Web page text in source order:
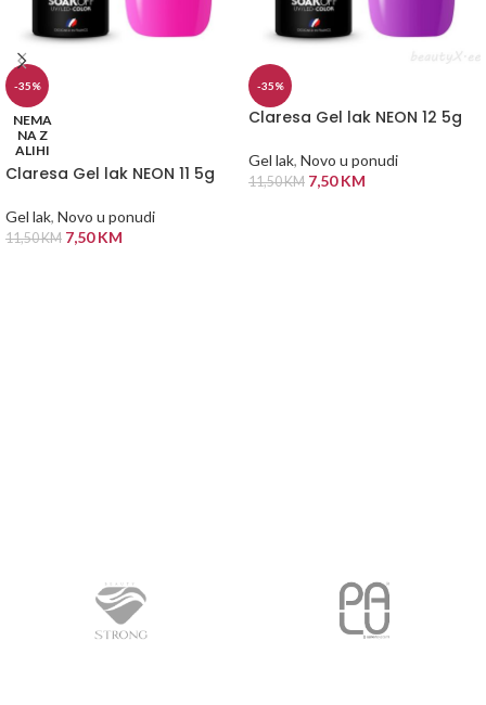
-35%
NEMA
NA Z
ALIHI
Claresa Gel lak NEON 11 5g
Gel lak, Novo u ponudi
11,50KM 7,50KM
-35%
Claresa Gel lak NEON 12 5g
Gel lak, Novo u ponudi
11,50KM 7,50KM